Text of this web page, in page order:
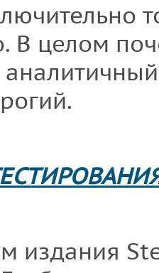
В целом
издания